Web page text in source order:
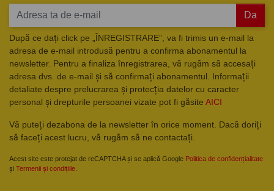
Da
După ce dați click pe „ÎNREGISTRARE”, va fi trimis un e-mail la
adresa de e-mail introdusă pentru a confirma abonamentul la
newsletter. Pentru a finaliza înregistrarea, vă rugăm să accesați
adresa dvs. de e-mail și să confirmați abonamentul. Informații
detaliate despre prelucrarea și protecția datelor cu caracter
personal și drepturile persoanei vizate pot fi găsite AICI
Vă puteți dezabona de la newsletter în orice moment. Dacă doriți
să faceți acest lucru, vă rugăm să ne contactați.
Acest site este protejat de reCAPTCHA și se aplică Google Politica de confidențialitate
și Termenii și condițiile